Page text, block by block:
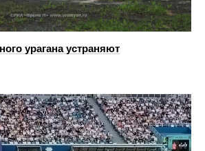
урагана устраняют